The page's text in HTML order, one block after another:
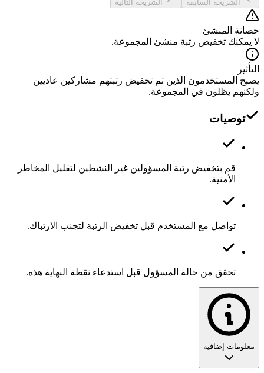
الشريحة السابقة الشريحة التالية
حصانة المنشئ
لا يمكنك تخفيض رتبة منشئ المجموعة.
التأثير
يصبح المستخدمون الذين تم تخفيض رتبتهم مشاركين عاديين
ولكنهم يظلون في المجموعة.
توصيات
قم بتخفيض رتبة المسؤولين غير النشطين لتقليل المخاطر
الأمنية.
تواصل مع المستخدم قبل تخفيض الرتبة لتجنب الارتباك.
تحقق من حالة المسؤول قبل استدعاء نقطة النهاية هذه.
معلومات إضافية